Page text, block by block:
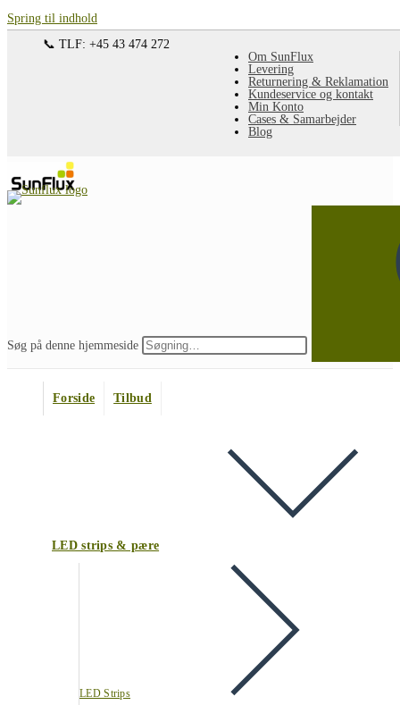
Spring til indhold
Om SunFlux
Levering
Returnering & Reklamation
Kundeservice og kontakt
Min Konto
Cases & Samarbejder
Blog
📞 TLF: +45 43 474 272
Søg på denne hjemmeside
Forside Tilbud
LED strips & pære
LED Strips